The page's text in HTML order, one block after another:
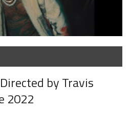
by Travis
2022